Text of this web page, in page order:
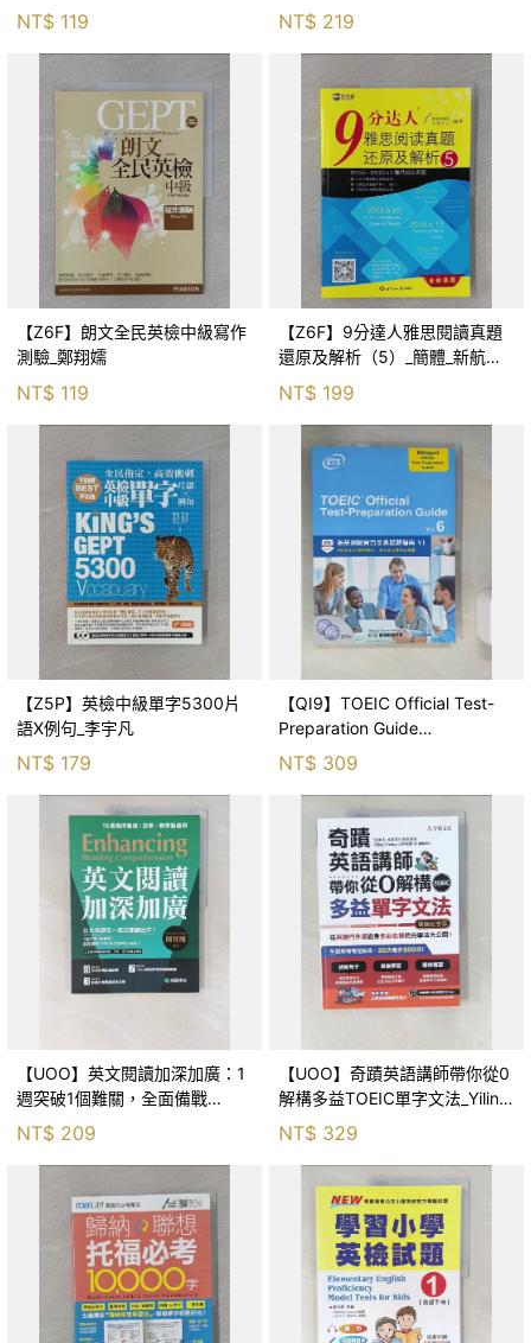
NT$ 119
+翻譯解答(聽力&閱讀)-試題本
+翻譯解答本+1MP3+ QR Code
NT$ 219
【Z6F】朗文全民英檢中級寫作
測驗_鄭翔嬬
NT$ 119
【Z6F】9分達人雅思閱讀真題
還原及解析（5）_簡體_新航道
雅思研發中心（編）
NT$ 199
【Z5P】英檢中級單字5300片
語X例句_李宇凡
NT$ 179
【QI9】TOEIC Official Test-
Preparation Guide
Vol.6_Educational Testin
NT$ 309
【UOO】英文閱讀加深加廣：1
週突破1個難關，全面備戰
TOEIC 等英語檢定考試！（附
QR碼線上音檔）_周昱翔
NT$ 209
【UOO】奇蹟英語講師帶你從0
解構多益TOEIC單字文法_Yiling
Chang
NT$ 329